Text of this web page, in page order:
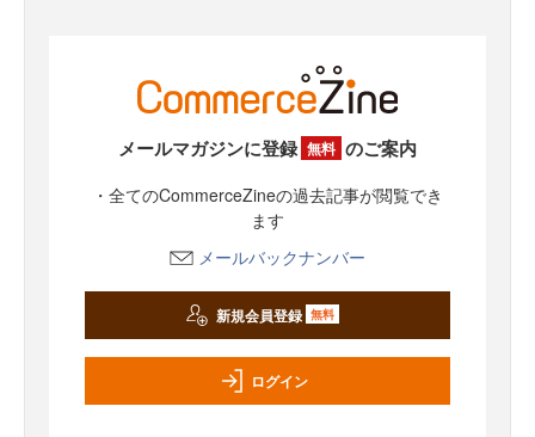
メールマガジンに登録 無料 のご案内
・全てのCommerceZineの過去記事が閲覧でき
ます
メールバックナンバー
新規会員登録 無料
ログイン